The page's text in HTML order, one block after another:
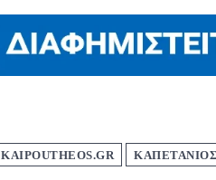
KAIPOUTHEOS.GR ΚΑΠΕΤΑΝΙΟΣ